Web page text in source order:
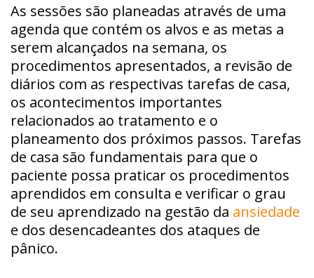
As sessões são planeadas através de uma
agenda que contém os alvos e as metas a
serem alcançados na semana, os
procedimentos apresentados, a revisão de
diários com as respectivas tarefas de casa,
os acontecimentos importantes
relacionados ao tratamento e o
planeamento dos próximos passos. Tarefas
de casa são fundamentais para que o
paciente possa praticar os procedimentos
aprendidos em consulta e verificar o grau
de seu aprendizado na gestão da ansiedade
e dos desencadeantes dos ataques de
pânico.